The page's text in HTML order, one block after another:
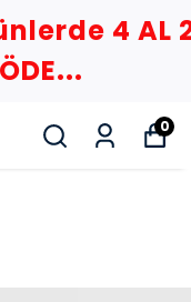
4 AL 2
0